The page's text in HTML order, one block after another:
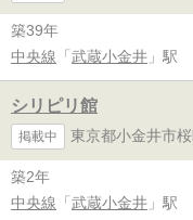
築39年
中央線 「 武蔵小金井 」駅
シリピリ館
掲載中 東京都小金井市
築2年
中央線 「 武蔵小金井 」駅